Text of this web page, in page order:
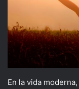
En la vida